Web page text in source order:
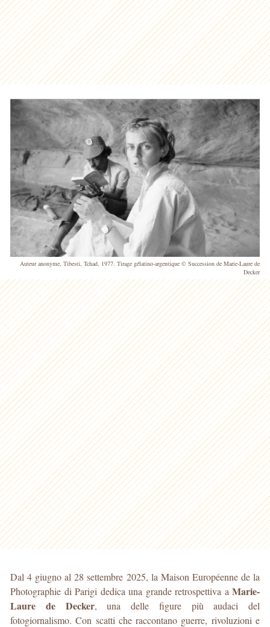
Auteur anonyme, Tibesti, Tchad, 1977. Tirage gélatino-argentique © Succession de Marie-Laure de
Decker
Dal 4 giugno al 28 settembre 2025, la Maison Européenne de la
Photographie di Parigi dedica una grande retrospettiva a Marie-
Laure de Decker, una delle figure più audaci del
fotogiornalismo. Con scatti che raccontano guerre, rivoluzioni e